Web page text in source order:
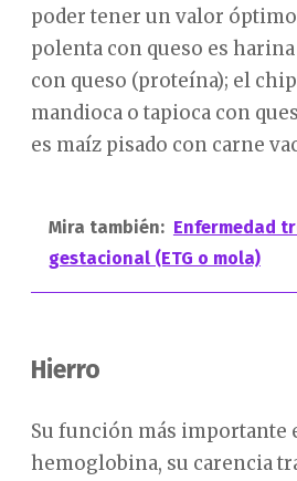
poder tener un valor
polenta con queso es
con queso (proteína); el
mandioca o tapioca con
es maíz pisado con carne
Mira también: Enfermedad
gestacional (ETG o mola)
Hierro
Su función más importante
hemoglobina, su carencia